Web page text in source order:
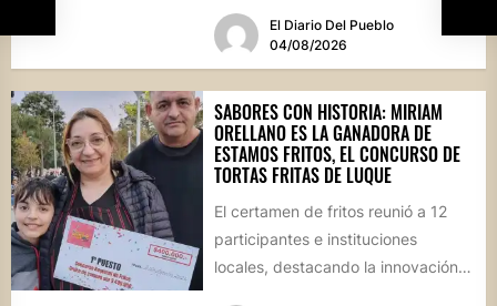
El Diario Del Pueblo
04/08/2026
SABORES CON HISTORIA: MIRIAM
ORELLANO ES LA GANADORA DE
ESTAMOS FRITOS, EL CONCURSO DE
TORTAS FRITAS DE LUQUE
El certamen de fritos reunió a 12
participantes e instituciones
locales, destacando la innovación